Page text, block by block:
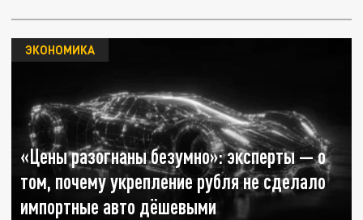
«Цены разогнаны безумно»: эксперты — о
том, почему укрепление рубля не сделало
импортные авто дёшевыми
ЭКОНОМИКА